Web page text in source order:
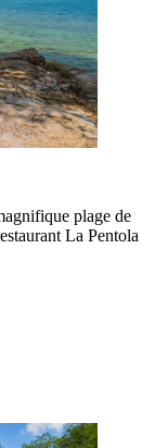
plage de
La Pentola